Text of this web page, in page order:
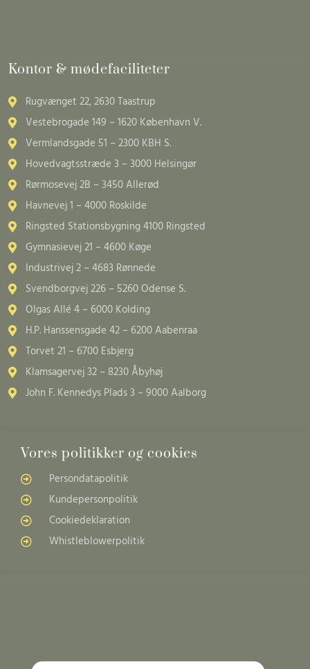
Kontor & mødefaciliteter
Rugvænget 22, 2630 Taastrup
Vestebrogade 149 – 1620 København V.
Vermlandsgade 51 – 2300 KBH S.
Hovedvagtsstræde 3 – 3000 Helsingør
Rørmosevej 2B – 3450 Allerød
Havnevej 1 – 4000 Roskilde
Ringsted Stationsbygning 4100 Ringsted
Gymnasievej 21 – 4600 Køge
Industrivej 2 – 4683 Rønnede
Svendborgvej 226 – 5260 Odense S.
Olgas Allé 4 – 6000 Kolding
H.P. Hanssensgade 42 – 6200 Aabenraa
Torvet 21 – 6700 Esbjerg
Klamsagervej 32 – 8230 Åbyhøj
John F. Kennedys Plads 3 – 9000 Aalborg
Vores politikker og cookies
Persondatapolitik
Kundepersonpolitik
Cookiedeklaration
Whistleblowerpolitik